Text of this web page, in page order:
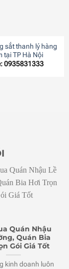
sắt thanh lý hàng
tại TP Hà Nội
0935831333
Quán Nhậu
Quán Bia
Gói Giá Tốt
kinh doanh luôn